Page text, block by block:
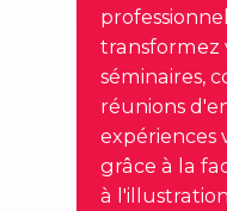
transformez
séminaires,
réunions
expériences
grâce à la
à